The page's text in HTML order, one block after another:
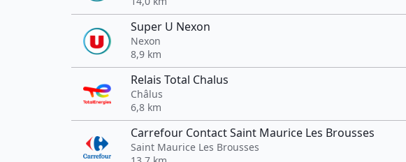
Super U Nexon
Nexon
8,9 km
Relais Total Chalus
Châlus
6,8 km
Carrefour Contact Saint Maurice Les Brousses
Saint Maurice Les Brousses